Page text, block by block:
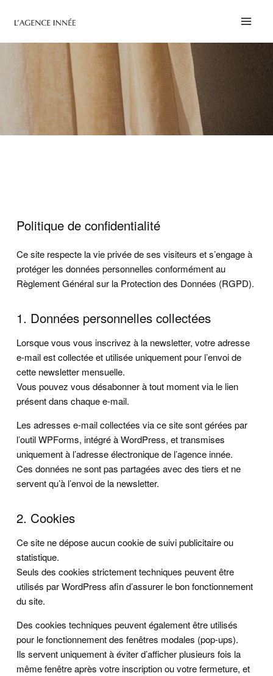
Politique de confidentialité
Ce site respecte la vie privée de ses visiteurs et s’engage à
protéger les données personnelles conformément au
Règlement Général sur la Protection des Données (RGPD).
1. Données personnelles collectées
Lorsque vous vous inscrivez à la newsletter, votre adresse
e-mail est collectée et utilisée uniquement pour l’envoi de
cette newsletter mensuelle.
Vous pouvez vous désabonner à tout moment via le lien
présent dans chaque e-mail.
Les adresses e-mail collectées via ce site sont gérées par
l’outil WPForms, intégré à WordPress, et transmises
uniquement à l’adresse électronique de l’agence innée.
Ces données ne sont pas partagées avec des tiers et ne
servent qu’à l’envoi de la newsletter.
2. Cookies
Ce site ne dépose aucun cookie de suivi publicitaire ou
statistique.
Seuls des cookies strictement techniques peuvent être
utilisés par WordPress afin d’assurer le bon fonctionnement
du site.
Des cookies techniques peuvent également être utilisés
pour le fonctionnement des fenêtres modales (pop-ups).
Ils servent uniquement à éviter d’afficher plusieurs fois la
même fenêtre après votre inscription ou votre fermeture, et